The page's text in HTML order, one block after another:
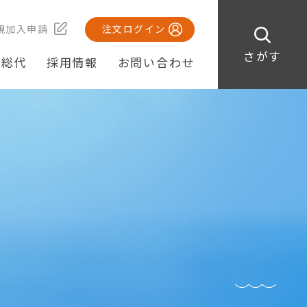
さがす
加入申請 注文ログイン
代 採用情報 お問い合わせ